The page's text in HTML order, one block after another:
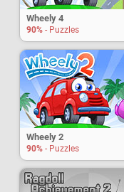
Wheely 4
90% - Puzzles
Wheely 2
90% - Puzzles